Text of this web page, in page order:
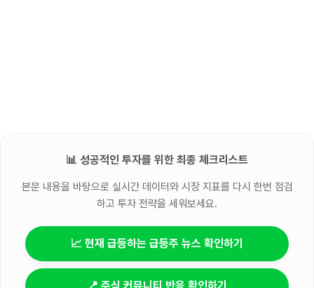
📊 성공적인 투자를 위한 최종 체크리스트
본문 내용을 바탕으로 실시간 데이터와 시장 지표를 다시 한번 점검
하고 투자 전략을 세워보세요.
📈 현재 급등하는 급등주 뉴스 확인하기